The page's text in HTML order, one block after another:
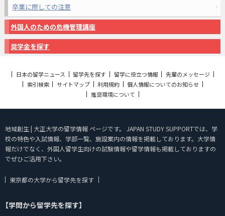
卒業に際しての注意
外国人のための危機管理講座
奨学金を探す
日本の留学ニュース 留学先を探す 留学に役立つ情報
先輩のメッセージ
索引検索
サイトマップ 利用規約
個人情報についてのお知らせ
推奨環境について
地域創生 | 大正大学の留学情報 ページです。 JAPAN STUDY SUPPORTでは、学
校の特色や入試情報、学部一覧、施設案内の情報を掲載しております。大学情
報だけでなく、外国人留学生向けの試験情報や留学情報も掲載しておりますの
でぜひご活用下さい。
東京都の大学から留学先を探す
【学問から留学先を探す】